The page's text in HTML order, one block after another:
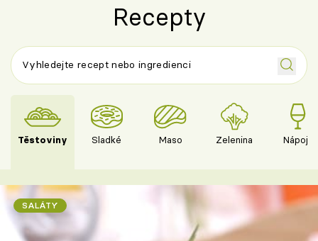
Recepty
Těstoviny Sladké Maso Zelenina Nápoje
SALÁTY